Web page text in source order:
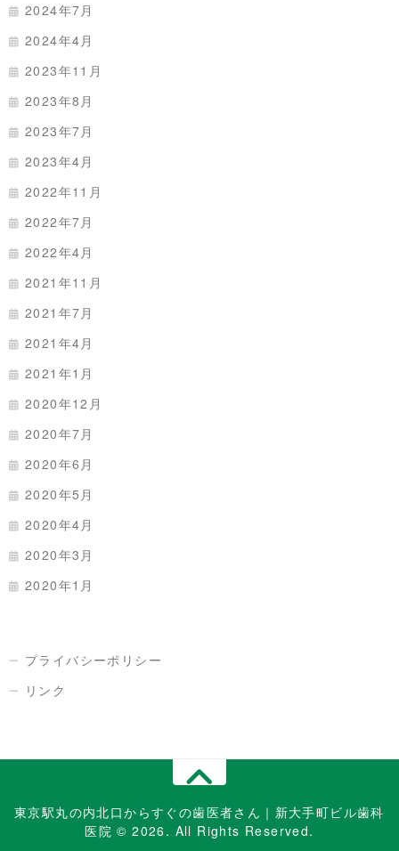
2024年7月
2024年4月
2023年11月
2023年8月
2023年7月
2023年4月
2022年11月
2022年7月
2022年4月
2021年11月
2021年7月
2021年4月
2021年1月
2020年12月
2020年7月
2020年6月
2020年5月
2020年4月
2020年3月
2020年1月
プライバシーポリシー
リンク
東京駅丸の内北口からすぐの歯医者さん｜新大手町ビル歯科
医院 © 2026. All Rights Reserved.